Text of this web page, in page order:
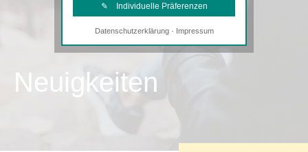
Neuigkeiten
✎ Individuelle Präferenzen
Notwendige Cookies
Diese Cookies sind erforderlich, um die
Tracking- und Targeting-Cookies
Datenschutzerklärung· Impressum